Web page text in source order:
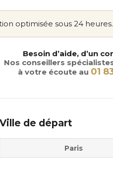
optimisée sous 24 heures.
Besoin d’aide, d’un
Nos conseillers
à votre écoute au 01
Ville de départ
Paris